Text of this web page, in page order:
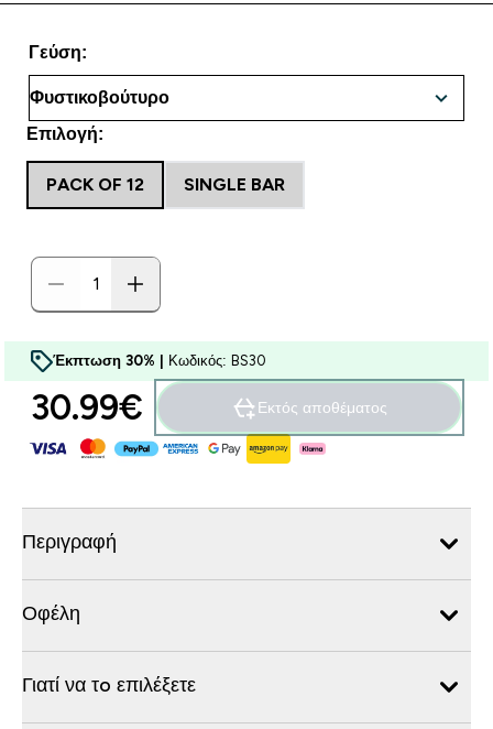
Γεύση:
Επιλογή:
PACK OF 12 SINGLE BAR
Έκπτωση 30% | Κωδικός: BS30
30.99€‎ Εκτός αποθέματος
Περιγραφή
Οφέλη
Γιατί να τo επιλέξετε